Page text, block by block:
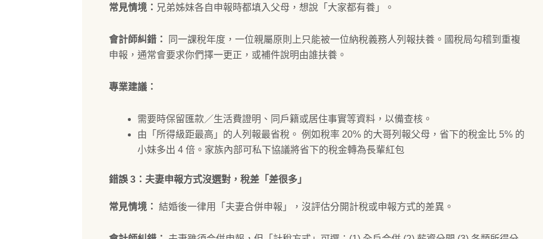
常見情境： 兄弟姊妹各自申報時都填入父母，想說「大家都有養」。
會計師糾錯：
同一課稅年度，一位親屬原則上只能被一位納稅義務人列報扶養。國稅局勾稽到重複
申報，通常會要求你們擇一更正，或補件說明由誰扶養。
專業建議：
需要時保留匯款／生活費證明、同戶籍或居住事實等資料，以備查核。
由「所得級距最高」的人列報最省稅。 例如稅率 20% 的大哥列報父母，省下的稅金比 5% 的
小妹多出 4 倍。家族內部可私下協議將省下的稅金轉為長輩紅包
錯誤 3：夫妻申報方式沒選對，稅差「差很多」
常見情境： 結婚後一律用「夫妻合併申報」，沒評估分開計稅或申報方式的差異。